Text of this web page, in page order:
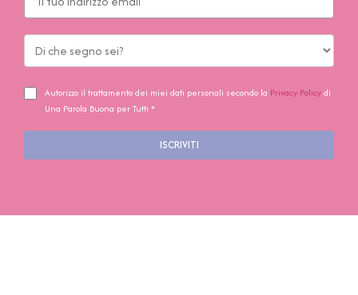
Autorizzo il trattamento dei miei dati personali secondo la Privacy Policydi
Una Parola Buona per Tutti *
ISCRIVITI